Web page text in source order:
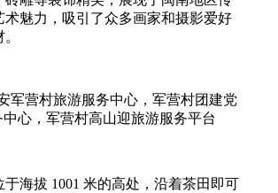
术魅力，吸引了众多画家和摄影爱好
于海拔 1001 米的高处，沿着茶田即可